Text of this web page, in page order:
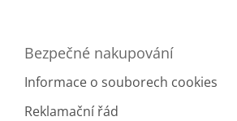
Bezpečné nakupování
Informace o souborech cookies
Reklamační řád